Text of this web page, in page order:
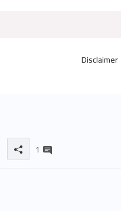
Disclaimer
1